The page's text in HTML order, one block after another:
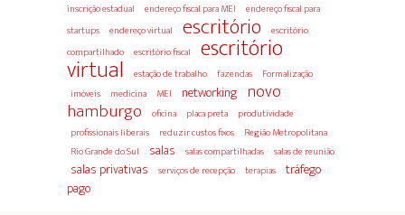
inscrição estadual
endereço fiscal para MEI
endereço fiscal para
startups
endereço virtual escritório
escritório
compartilhado
escritório fiscal escritório
virtual estação de trabalho fazendas
Formalização
imóveis
medicina MEI networking novo
hamburgo oficina placa preta
produtividade
profissionais liberais
reduzir custos fixos
Região Metropolitana
Rio Grande do Sul
salas salas compartilhadas salas de reunião
salas privativas serviços de recepção terapias
tráfego
pago